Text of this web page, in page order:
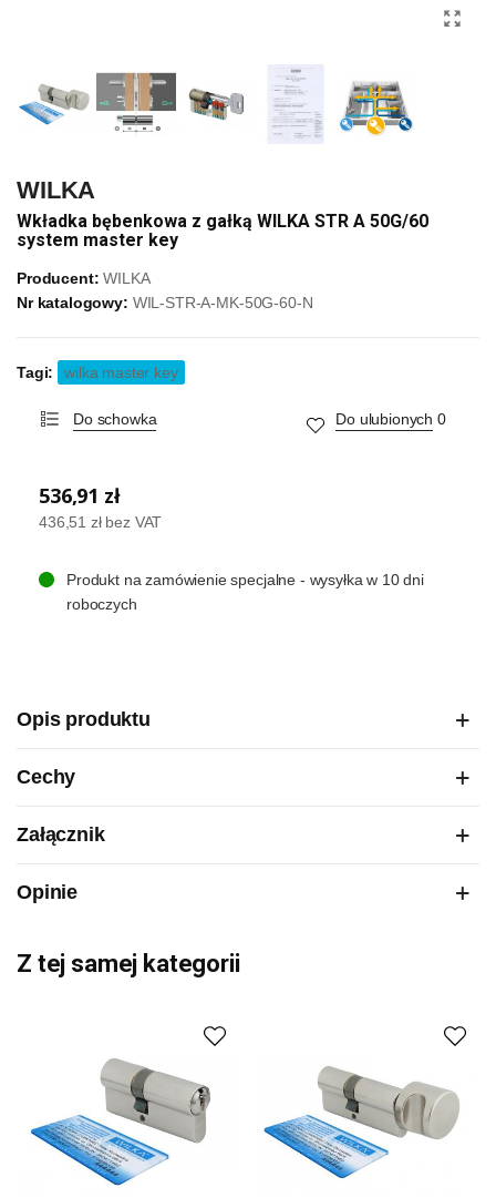
WILKA
Wkładka bębenkowa z gałką WILKA STR A 50G/60
system master key
Producent: WILKA
Nr katalogowy: WIL-STR-A-MK-50G-60-N
Tagi: wilka master key
Do schowka Do ulubionych 0
536,91 zł
436,51 zł bez VAT
Produkt na zamówienie specjalne - wysyłka w 10 dni
roboczych
Opis produktu
Cechy
Załącznik
Opinie
Z tej samej kategorii